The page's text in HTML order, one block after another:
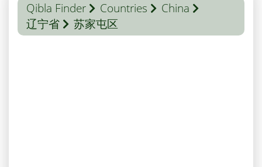
Qibla Finder Countries
China
辽宁省
苏家屯区